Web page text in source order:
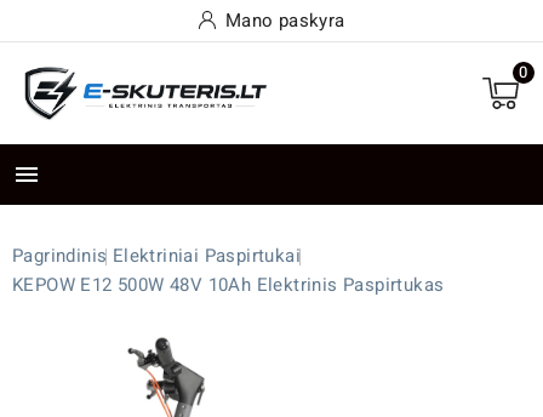
Mano paskyra
0

Pagrindinis Elektriniai Paspirtukai
KEPOW E12 500W 48V 10Ah Elektrinis Paspirtukas